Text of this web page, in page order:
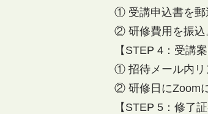
① 受講申込書を郵
② 研修費用を振込
【STEP 4：受講
① 招待メール内リ
② 研修日にZoom
【STEP 5：修了